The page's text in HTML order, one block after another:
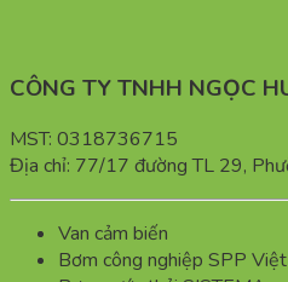
CÔNG TY TNHH NGỌC
MST: 0318736715
Địa chỉ: 77/17 đường TL 29,
Van cảm biến
Bơm công nghiệp SPP